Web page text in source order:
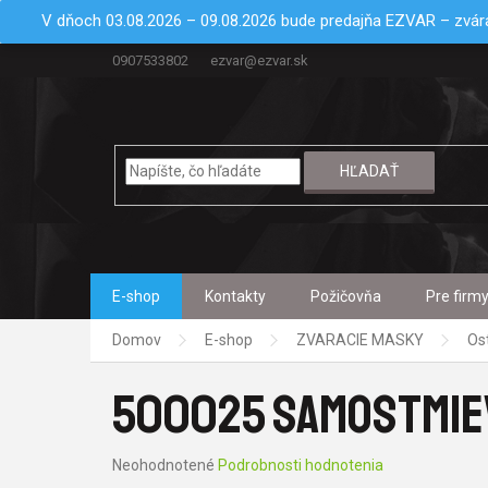
V dňoch 03.08.2026 – 09.08.2026 bude predajňa EZVAR –
0907533802 ezvar@ezvar.sk
HĽADAŤ
E-shop Kontakty Požičovňa Pre firmy
Domov E-shop ZVARACIE MASKY
500025
Priemerné
Neohodnotené Podrobnosti hodnotenia